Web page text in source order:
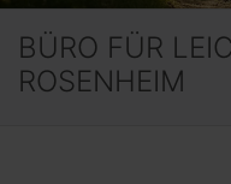
BÜRO FÜR
ROSENHEIM